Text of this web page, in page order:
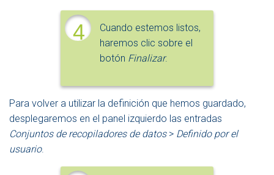
4
Cuando estemos listos,
haremos clic sobre el
botón Finalizar.
Para volver a utilizar la definición que hemos guardado,
desplegaremos en el panel izquierdo las entradas
Conjuntos de recopiladores de datos> Definido por el
usuario.